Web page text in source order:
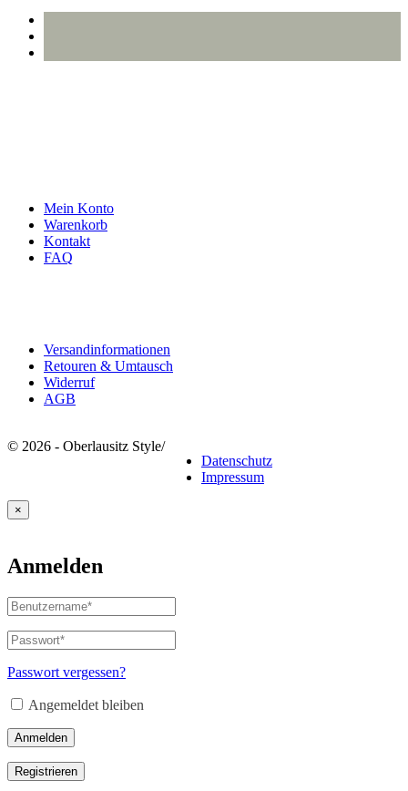
Mein Konto
Warenkorb
Kontakt
FAQ
Versandinformationen
Retouren & Umtausch
Widerruf
AGB
© 2026 - Oberlausitz Style/
Datenschutz
Impressum
×
Anmelden
Benutzername
oder
E-
Mail-
Adresse*
Passwort*
Erforderlich
Passwort vergessen?
Angemeldet bleiben
Anmelden
Registrieren